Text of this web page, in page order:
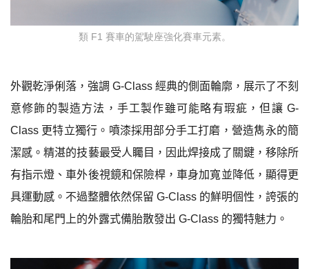
類 F1 賽車的駕駛座強化賽車元素。
外觀乾淨俐落，強調 G-Class 經典的側面輪廓，展示了不刻
意修飾的製造方法，手工製作雖可能略有瑕疵，但讓 G-
Class 更特立獨行。噴漆採用部分手工打磨，營造雋永的簡
潔感。精湛的技藝最受人矚目，因此焊接成了關鍵，移除所
有指示燈、車外後視鏡和保險桿，車身加寬並降低，顯得更
具運動感。不過整體依然保留 G-Class 的鮮明個性，誇張的
輪胎和尾門上的外露式備胎散發出 G-Class 的獨特魅力。